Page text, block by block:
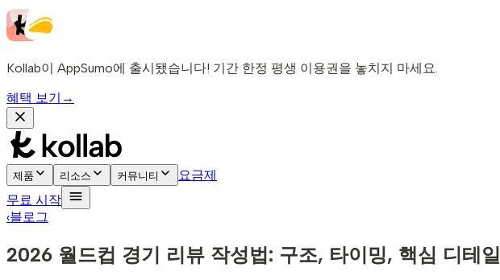
Kollab이 AppSumo에 출시됐습니다! 기간 한정 평생 이용권을 놓치지 마세요.
혜택 보기 →
제품 리소스 커뮤니티
요금제
무료 시작
‹블로그
2026 월드컵 경기 리뷰 작성법: 구조, 타이밍, 핵심 디테일